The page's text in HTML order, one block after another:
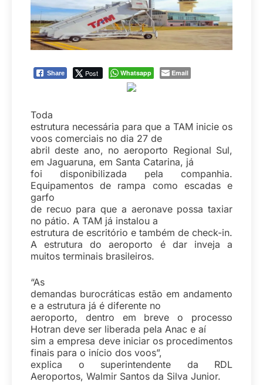
Share Post Whatsapp Email
Toda
estrutura necessária para que a TAM inicie os
voos comerciais no dia 27 de
abril deste ano, no aeroporto Regional Sul,
em Jaguaruna, em Santa Catarina, já
foi disponibilizada pela companhia.
Equipamentos de rampa como escadas e
garfo
de recuo para que a aeronave possa taxiar
no pátio. A TAM já instalou a
estrutura de escritório e também de check-in.
A estrutura do aeroporto é dar inveja a
muitos terminais brasileiros.
“As
demandas burocráticas estão em andamento
e a estrutura já é diferente no
aeroporto, dentro em breve o processo
Hotran deve ser liberada pela Anac e aí
sim a empresa deve iniciar os procedimentos
finais para o início dos voos”,
explica o superintendente da RDL
Aeroportos, Walmir Santos da Silva Junior.